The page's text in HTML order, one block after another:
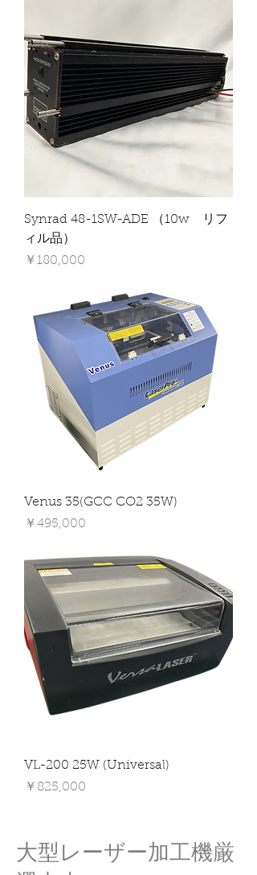
Synrad 48-1SW-ADE （10w リフ
ィル品）
価格
￥180,000
Venus 35(GCC CO2 35W)
価格
￥495,000
VL-200 25W (Universal)
価格
￥825,000
大型レーザー加工機厳